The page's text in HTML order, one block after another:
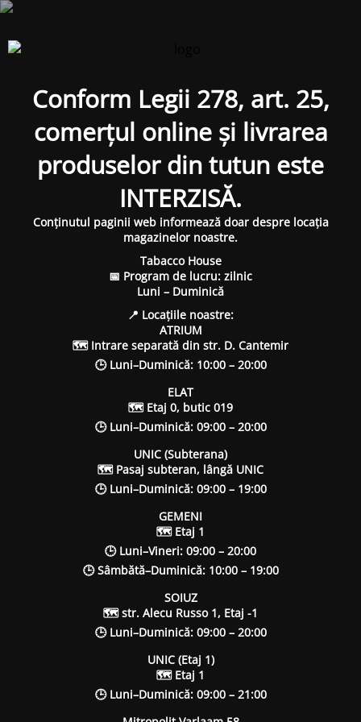
Conform Legii 278, art. 25,
comerțul online și livrarea
produselor din tutun este
INTERZISĂ.
Conținutul paginii web informează doar despre locația
magazinelor noastre.
Tabacco House
📅 Program de lucru: zilnic
Luni – Duminică
📍 Locațiile noastre:
ATRIUM
🗺 Intrare separată din str. D. Cantemir
🕒 Luni–Duminică: 10:00 – 20:00
ELAT
🗺 Etaj 0, butic 019
🕒 Luni–Duminică: 09:00 – 20:00
UNIC (Subterana)
🗺 Pasaj subteran, lângă UNIC
🕒 Luni–Duminică: 09:00 – 19:00
GEMENI
🗺 Etaj 1
🕒 Luni–Vineri: 09:00 – 20:00
🕒 Sâmbătă–Duminică: 10:00 – 19:00
SOIUZ
🗺 str. Alecu Russo 1, Etaj -1
🕒 Luni–Duminică: 09:00 – 20:00
UNIC (Etaj 1)
🗺 Etaj 1
🕒 Luni–Duminică: 09:00 – 21:00